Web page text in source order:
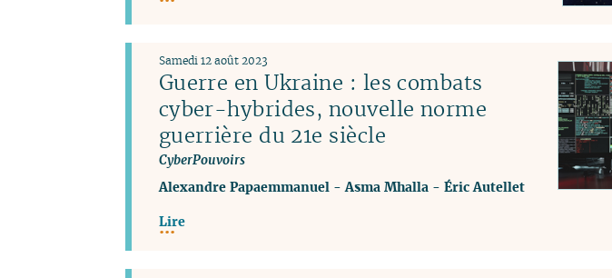
Guerre en Ukraine : les combats
cyber-hybrides, nouvelle norme
guerrière du 21e siècle
CyberPouvoirs
Samedi 12 août 2023
Alexandre Papaemmanuel - Asma Mhalla - Éric Autellet
Lire